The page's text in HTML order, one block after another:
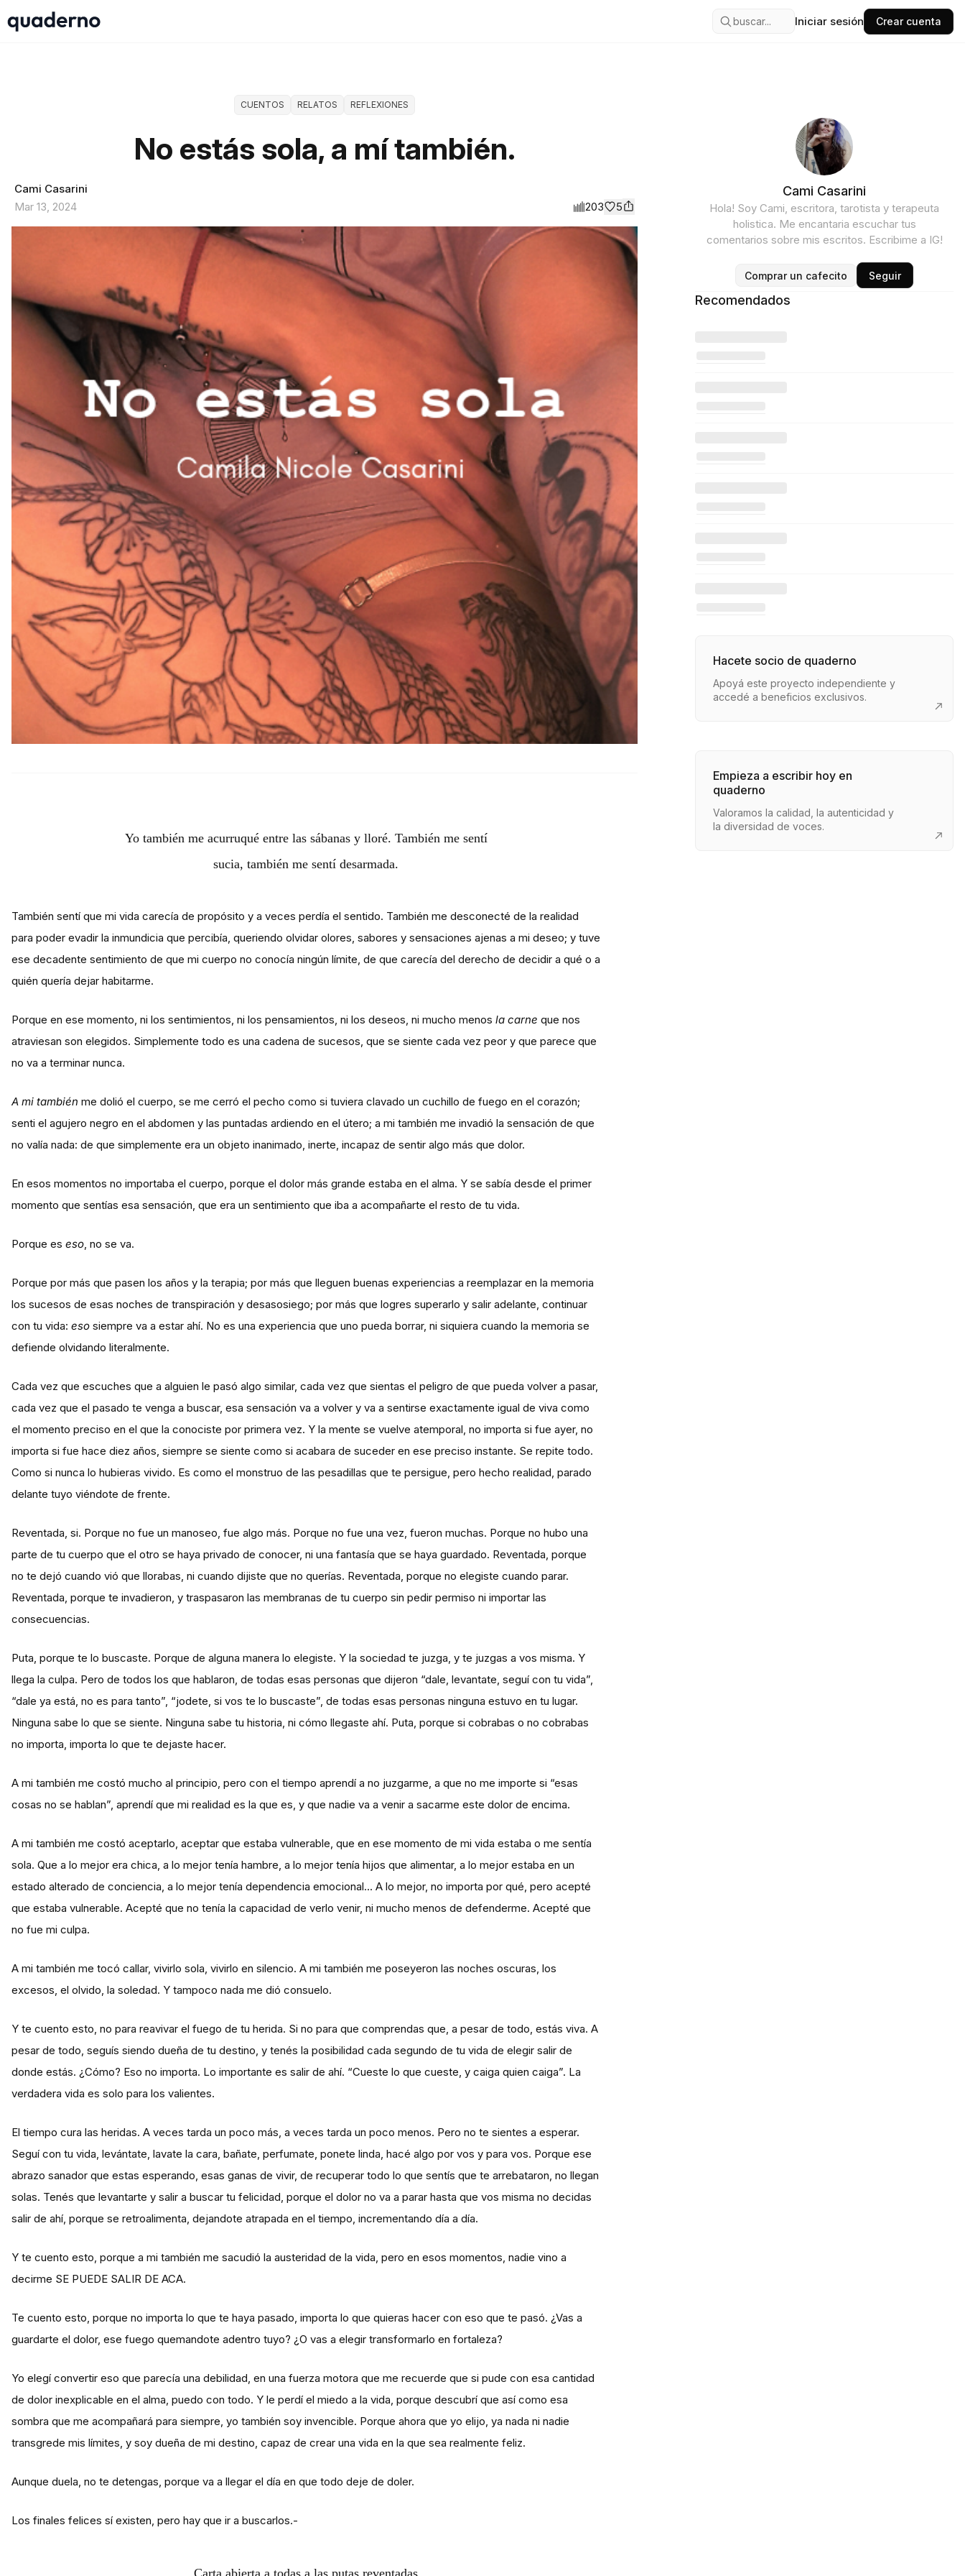
buscar... Iniciar sesión Crear cuenta
CUENTOS RELATOS REFLEXIONES
No estás sola, a mí también.
Cami Casarini
Mar 13, 2024
203 5
Yo también me acurruqué entre las sábanas y lloré. También me sentí
sucia, también me sentí desarmada.
También sentí que mi vida carecía de propósito y a veces perdía el sentido. También me desconecté de la realidad
para poder evadir la inmundicia que percibía, queriendo olvidar olores, sabores y sensaciones ajenas a mi deseo; y tuve
ese decadente sentimiento de que mi cuerpo no conocía ningún límite, de que carecía del derecho de decidir a qué o a
quién quería dejar habitarme.
Porque en ese momento, ni los sentimientos, ni los pensamientos, ni los deseos, ni mucho menos la carne que nos
atraviesan son elegidos. Simplemente todo es una cadena de sucesos, que se siente cada vez peor y que parece que
no va a terminar nunca.
A mi también me dolió el cuerpo, se me cerró el pecho como si tuviera clavado un cuchillo de fuego en el corazón;
senti el agujero negro en el abdomen y las puntadas ardiendo en el útero; a mi también me invadió la sensación de que
no valía nada: de que simplemente era un objeto inanimado, inerte, incapaz de sentir algo más que dolor.
En esos momentos no importaba el cuerpo, porque el dolor más grande estaba en el alma. Y se sabía desde el primer
momento que sentías esa sensación, que era un sentimiento que iba a acompañarte el resto de tu vida.
Porque es eso, no se va.
Porque por más que pasen los años y la terapia; por más que lleguen buenas experiencias a reemplazar en la memoria
los sucesos de esas noches de transpiración y desasosiego; por más que logres superarlo y salir adelante, continuar
con tu vida: eso siempre va a estar ahí. No es una experiencia que uno pueda borrar, ni siquiera cuando la memoria se
defiende olvidando literalmente.
Cada vez que escuches que a alguien le pasó algo similar, cada vez que sientas el peligro de que pueda volver a pasar,
cada vez que el pasado te venga a buscar, esa sensación va a volver y va a sentirse exactamente igual de viva como
el momento preciso en el que la conociste por primera vez. Y la mente se vuelve atemporal, no importa si fue ayer, no
importa si fue hace diez años, siempre se siente como si acabara de suceder en ese preciso instante. Se repite todo.
Como si nunca lo hubieras vivido. Es como el monstruo de las pesadillas que te persigue, pero hecho realidad, parado
delante tuyo viéndote de frente.
Reventada, si. Porque no fue un manoseo, fue algo más. Porque no fue una vez, fueron muchas. Porque no hubo una
parte de tu cuerpo que el otro se haya privado de conocer, ni una fantasía que se haya guardado. Reventada, porque
no te dejó cuando vió que llorabas, ni cuando dijiste que no querías. Reventada, porque no elegiste cuando parar.
Reventada, porque te invadieron, y traspasaron las membranas de tu cuerpo sin pedir permiso ni importar las
consecuencias.
Puta, porque te lo buscaste. Porque de alguna manera lo elegiste. Y la sociedad te juzga, y te juzgas a vos misma. Y
llega la culpa. Pero de todos los que hablaron, de todas esas personas que dijeron “dale, levantate, seguí con tu vida”,
“dale ya está, no es para tanto”, “jodete, si vos te lo buscaste”, de todas esas personas ninguna estuvo en tu lugar.
Ninguna sabe lo que se siente. Ninguna sabe tu historia, ni cómo llegaste ahí. Puta, porque si cobrabas o no cobrabas
no importa, importa lo que te dejaste hacer.
A mi también me costó mucho al principio, pero con el tiempo aprendí a no juzgarme, a que no me importe si “esas
cosas no se hablan”, aprendí que mi realidad es la que es, y que nadie va a venir a sacarme este dolor de encima.
A mi también me costó aceptarlo, aceptar que estaba vulnerable, que en ese momento de mi vida estaba o me sentía
sola. Que a lo mejor era chica, a lo mejor tenía hambre, a lo mejor tenía hijos que alimentar, a lo mejor estaba en un
estado alterado de conciencia, a lo mejor tenía dependencia emocional… A lo mejor, no importa por qué, pero acepté
que estaba vulnerable. Acepté que no tenía la capacidad de verlo venir, ni mucho menos de defenderme. Acepté que
no fue mi culpa.
A mi también me tocó callar, vivirlo sola, vivirlo en silencio. A mi también me poseyeron las noches oscuras, los
excesos, el olvido, la soledad. Y tampoco nada me dió consuelo.
Y te cuento esto, no para reavivar el fuego de tu herida. Si no para que comprendas que, a pesar de todo, estás viva. A
pesar de todo, seguís siendo dueña de tu destino, y tenés la posibilidad cada segundo de tu vida de elegir salir de
donde estás. ¿Cómo? Eso no importa. Lo importante es salir de ahí. “Cueste lo que cueste, y caiga quien caiga”. La
verdadera vida es solo para los valientes.
El tiempo cura las heridas. A veces tarda un poco más, a veces tarda un poco menos. Pero no te sientes a esperar.
Seguí con tu vida, levántate, lavate la cara, bañate, perfumate, ponete linda, hacé algo por vos y para vos. Porque ese
abrazo sanador que estas esperando, esas ganas de vivir, de recuperar todo lo que sentís que te arrebataron, no llegan
solas. Tenés que levantarte y salir a buscar tu felicidad, porque el dolor no va a parar hasta que vos misma no decidas
salir de ahí, porque se retroalimenta, dejandote atrapada en el tiempo, incrementando día a día.
Y te cuento esto, porque a mi también me sacudió la austeridad de la vida, pero en esos momentos, nadie vino a
decirme SE PUEDE SALIR DE ACA.
Te cuento esto, porque no importa lo que te haya pasado, importa lo que quieras hacer con eso que te pasó. ¿Vas a
guardarte el dolor, ese fuego quemandote adentro tuyo? ¿O vas a elegir transformarlo en fortaleza?
Yo elegí convertir eso que parecía una debilidad, en una fuerza motora que me recuerde que si pude con esa cantidad
de dolor inexplicable en el alma, puedo con todo. Y le perdí el miedo a la vida, porque descubrí que así como esa
sombra que me acompañará para siempre, yo también soy invencible. Porque ahora que yo elijo, ya nada ni nadie
transgrede mis límites, y soy dueña de mi destino, capaz de crear una vida en la que sea realmente feliz.
Aunque duela, no te detengas, porque va a llegar el día en que todo deje de doler.
Los finales felices sí existen, pero hay que ir a buscarlos.-
Carta abierta a todas a las putas reventadas
Cami Casarini
Hola! Soy Cami, escritora, tarotista y terapeuta
holistica. Me encantaria escuchar tus
comentarios sobre mis escritos. Escribime a IG!
Comprar un cafecito Seguir
Recomendados
Hacete socio de quaderno
Apoyá este proyecto independiente y
accedé a beneficios exclusivos.
Empieza a escribir hoy en
quaderno
Valoramos la calidad, la autenticidad y
la diversidad de voces.